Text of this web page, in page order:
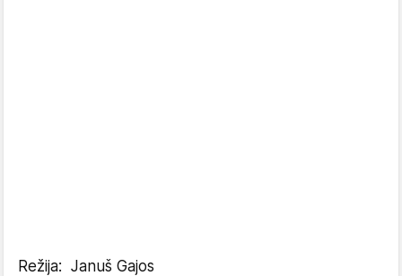
Režija: Januš Gajos